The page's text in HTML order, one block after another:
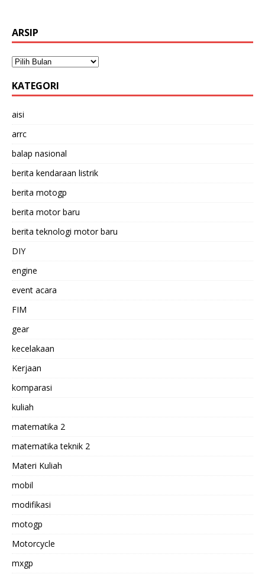
ARSIP
KATEGORI
aisi
arrc
balap nasional
berita kendaraan listrik
berita motogp
berita motor baru
berita teknologi motor baru
DIY
engine
event acara
FIM
gear
kecelakaan
Kerjaan
komparasi
kuliah
matematika 2
matematika teknik 2
Materi Kuliah
mobil
modifikasi
motogp
Motorcycle
mxgp